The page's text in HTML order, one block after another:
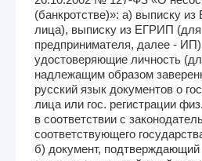
(банкротстве)»: а) выписку
лица), выписку из ЕГРИП (для
предпринимателя, далее -
удостоверяющие личность
надлежащим образом
русский язык документов о
лица или гос. регистрации
в соответствии с
соответствующего
б) документ,